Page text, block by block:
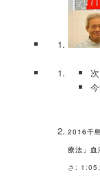
2016千
療法」
さ: